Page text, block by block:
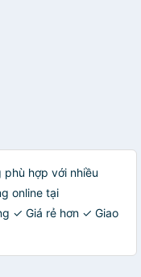
phù hợp với nhiều
online tại
✓ Giá rẻ hơn ✓ Giao